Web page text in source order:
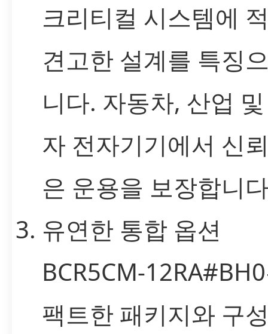
크리티컬 시스템에
견고한 설계를 특징
니다. 자동차, 산업
자 전자기기에서 신
은 운용을 보장합니
유연한 통합 옵션
BCR5CM-
팩트한 패키지와 구